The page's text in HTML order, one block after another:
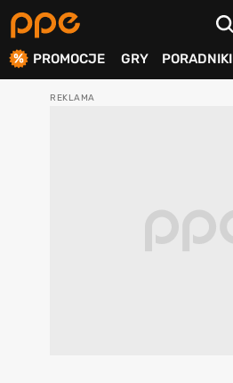
PROMOCJE GRY PORADNIKI